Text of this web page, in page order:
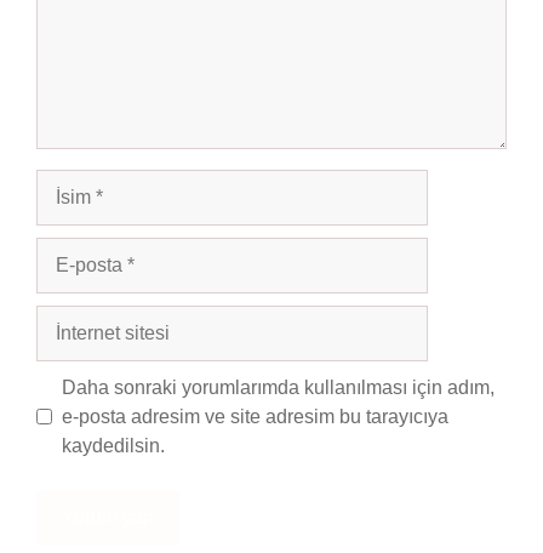
İsim
posta
İnternet
Daha sonraki yorumlarımda kullanılması için adım,
e-posta adresim ve site adresim bu tarayıcıya
kaydedilsin.